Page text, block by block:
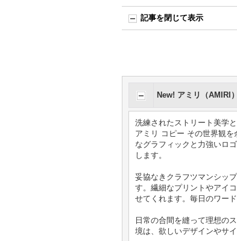
記事を閉じて表示
New! アミリ（AMIRI
洗練されたストリート美学
アミリ コピー その世界観
なグラフィックと力強いロ
します。
妥協なきクラフツマンシッ
す。繊細なプリントやアイ
せてくれます。毎日のワー
日常の合間を縫って理想の
境は、欲しいデザインやサ